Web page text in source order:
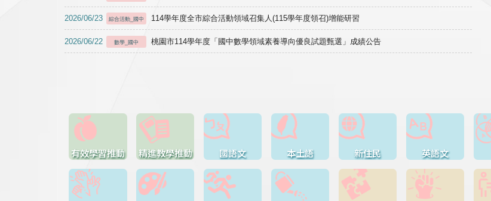
2026/06/23 綜合活動_國中 114學年度全市綜合活動領域召集人(115學年度領召)增能研習
2026/06/22 數學_國中 桃園市114學年度「國中數學領域素養導向優良試題甄選」成績公告
有效學習推動 精進教學推動 國語文 本土語 新住民 英語文